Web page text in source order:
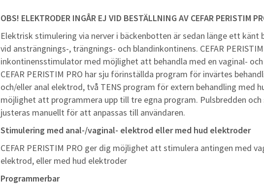
OBS! ELEKTRODER INGÅR EJ VID BESTÄLLNING AV CEFAR PERISTIM
Elektrisk stimulering via nerver i bäckenbotten är sedan länge ett känt
vid ansträngnings-, trängnings- och blandinkontinens. CEFAR
inkontinensstimulator med möjlighet att behandla med en vaginal-
CEFAR PERISTIM PRO har sju förinställda program för invärtes
och/eller anal elektrod, två TENS program för extern behandling med
möjlighet att programmera upp till tre egna program. Pulsbredden
justeras manuellt för att anpassas till användaren.
Stimulering med anal-/vaginal- elektrod eller med hud elektroder
CEFAR PERISTIM PRO ger dig möjlighet att stimulera antingen med
elektrod, eller med hud elektroder
Programmerbar